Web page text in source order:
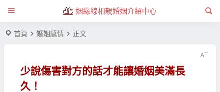
姻緣線相親婚姻介紹中心
首頁 婚姻感情 正文
少說傷害對方的話才能讓婚姻美滿長
久！